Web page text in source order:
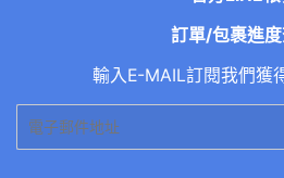
訂單/包裹進
輸入E-MAIL訂閱我們獲
電
子